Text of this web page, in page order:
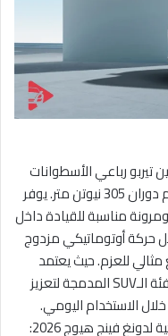
إلى محرك بنزين تيربو رباعي الأسطوانات
بسعة 1.5 لتر، يولد قوة 204 حصان مع عزم دوران 305 نيوتن متر. يوفر
مناسبة للقيادة داخل
حركة أوتوماتيكي مزدوج
مثالي للعزم. حيث يعتمد
نظام الدفع الأمامي، وهو خيار شائع في فئة الـSUV المدمجة لتعزيز
الاستخدام اليومي.
فينج هيوج 2026: